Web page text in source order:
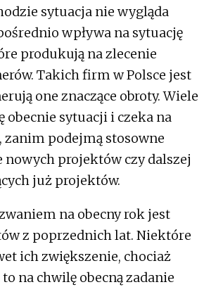
sytuacja nie wygląda
wpływa na sytuację
produkują na zlecenie
Takich firm w Polsce jest
one znaczące obroty. Wiele
obecnie sytuacji i czeka na
zanim podejmą stosowne
nowych projektów czy dalszej
już projektów.
na obecny rok jest
z poprzednich lat. Niektóre
ich zwiększenie, chociaż
na chwilę obecną zadanie